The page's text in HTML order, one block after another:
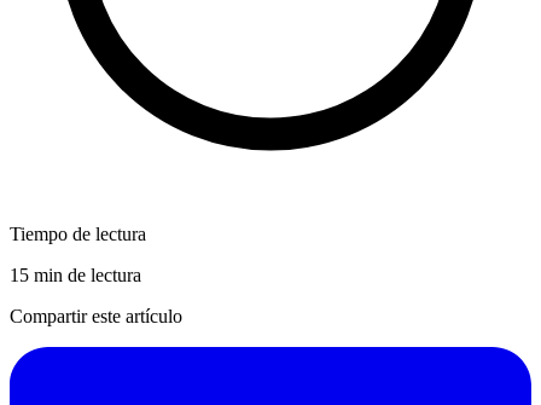
Tiempo de lectura
15 min de lectura
Compartir este artículo